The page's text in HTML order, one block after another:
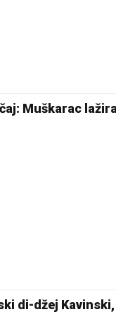
Muškarac
di-džej